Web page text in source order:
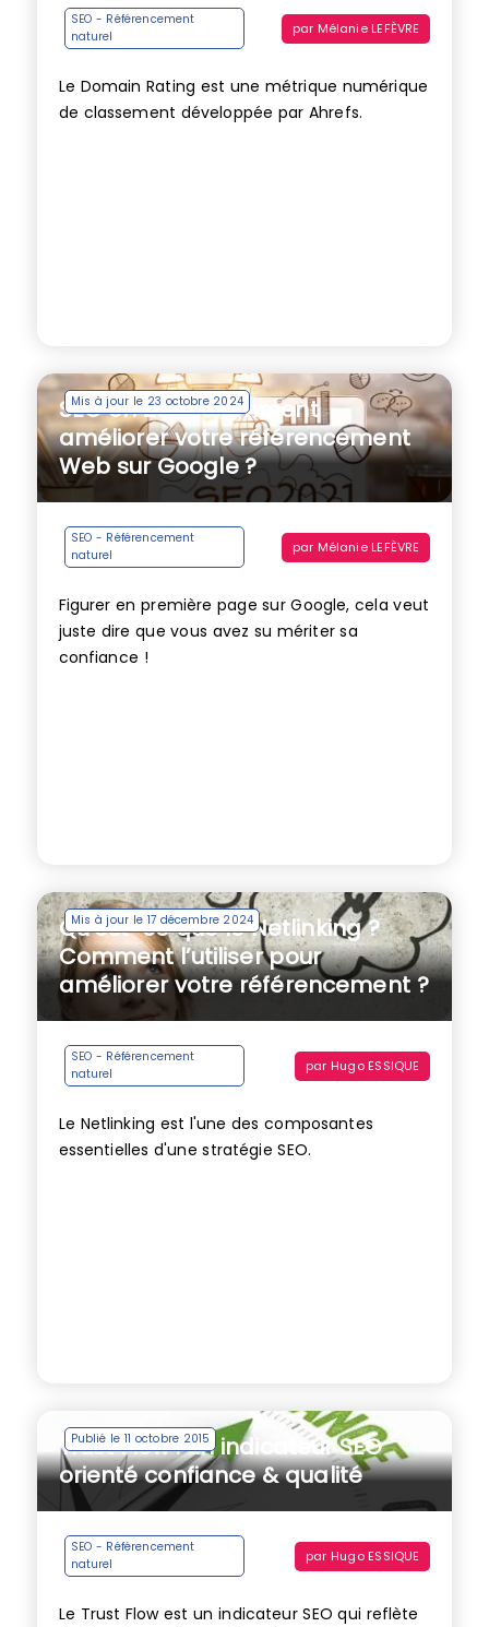
SEO - Référencement
naturel
par Mélanie LEFÈVRE
Le Domain Rating est une métrique numérique
de classement développée par Ahrefs.
Mis à jour le 23 octobre 2024
SEO en 2021 : comment
améliorer votre référencement
Web sur Google ?
SEO - Référencement
naturel
par Mélanie LEFÈVRE
Figurer en première page sur Google, cela veut
juste dire que vous avez su mériter sa
confiance !
Mis à jour le 17 décembre 2024
Qu’est-ce que le Netlinking ?
Comment l’utiliser pour
améliorer votre référencement ?
SEO - Référencement
naturel
par Hugo ESSIQUE
Le Netlinking est l'une des composantes
essentielles d'une stratégie SEO.
Publié le 11 octobre 2015
Trust Flow : un indicateur SEO
orienté confiance & qualité
SEO - Référencement
naturel
par Hugo ESSIQUE
Le Trust Flow est un indicateur SEO qui reflète